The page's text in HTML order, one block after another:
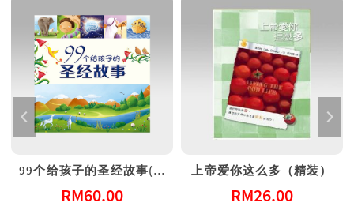
99个给孩子的圣经故事(简体)
RM60.00
上帝爱你这么多（精装）
RM26.00